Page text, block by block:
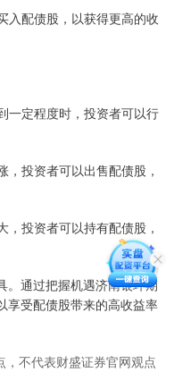
入配债股，以获得更高的收
一定程度时，投资者可以行
，投资者可以出售配债股，
，投资者可以持有配债股，
。通过把握机遇济南银环期
享受配债股带来的高收益率
，不代表财盛证券官网观点